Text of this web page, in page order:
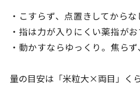
こすらず、点置きしてからな
指は力が入りにくい薬指が
動かすならゆっくり。焦ら
量の目安は「米粒大×両目」く